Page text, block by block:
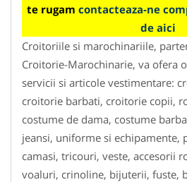
te rugam contacteaza-ne
de aici
Croitoriile si marochinariile,
Croitorie-Marochinarie, va ofera
servicii si articole vestimentare:
croitorie barbati, croitorie copii,
costume de dama, costume
jeansi, uniforme si echipamente,
camasi, tricouri, veste, accesorii
voaluri, crinoline, bijuterii, fuste,